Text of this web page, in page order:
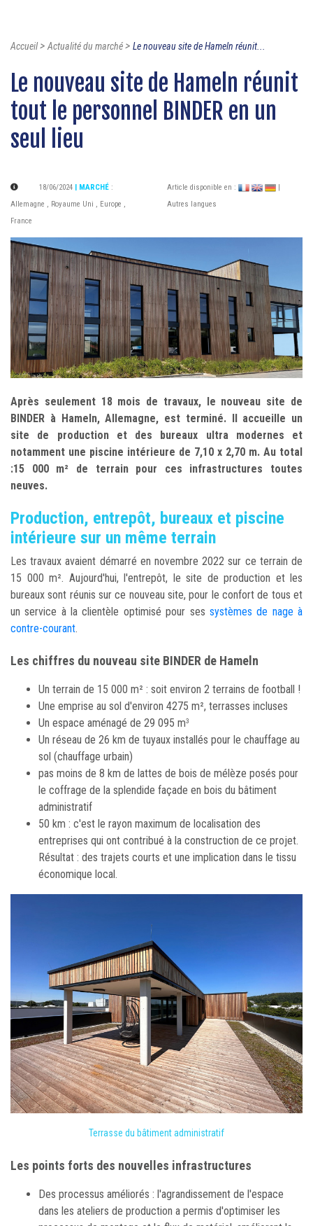
Accueil>Actualité du marché> Le nouveau site de Hameln réunit...
Le nouveau site de Hameln réunit
tout le personnel BINDER en un
seul lieu
18/06/2024 | MARCHÉ :
Allemagne , Royaume Uni , Europe ,
France
Article disponible en :
Autres langues
Après seulement 18 mois de travaux, le nouveau site de
BINDER à Hameln, Allemagne, est terminé. Il accueille un
site de production et des bureaux ultra modernes et
notamment une piscine intérieure de 7,10 x 2,70 m. Au total
:15 000 m² de terrain pour ces infrastructures toutes
neuves.
Production, entrepôt, bureaux et piscine
intérieure sur un même terrain
Les travaux avaient démarré en novembre 2022 sur ce terrain de
15 000 m². Aujourd'hui, l'entrepôt, le site de production et les
bureaux sont réunis sur ce nouveau site, pour le confort de tous et
un service à la clientèle optimisé pour ses systèmes de nage à
contre-courant
Les chiffres du nouveau site BINDER de Hameln
Un terrain de 15 000 m² : soit environ 2 terrains de football !
Une emprise au sol d'environ 4275 m², terrasses incluses
Un espace aménagé de 29 095 m3
Un réseau de 26 km de tuyaux installés pour le chauffage au
sol (chauffage urbain)
pas moins de 8 km de lattes de bois de mélèze posés pour
le coffrage de la splendide façade en bois du bâtiment
administratif
50 km : c'est le rayon maximum de localisation des
entreprises qui ont contribué à la construction de ce projet.
Résultat : des trajets courts et une implication dans le tissu
économique local.
Terrasse du bâtiment administratif
Les points forts des nouvelles infrastructures
Des processus améliorés : l'agrandissement de l'espace
dans les ateliers de production a permis d'optimiser les